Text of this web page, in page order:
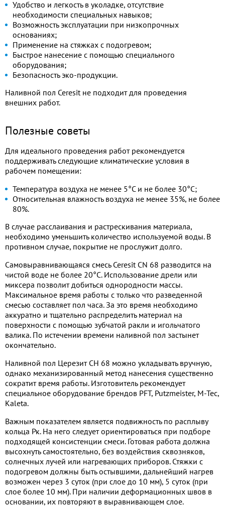
Удобство и легкость в уколадке, отсутствие
необходимости специальных навыков;
Возможность эксплуатации при низкопрочных
основаниях;
Применение на стяжках с подогревом;
Быстрое нанесение с помощью специального
оборудования;
Безопасность эко-продукции.
Наливной пол Ceresit не подходит для проведения
внешних работ.
Полезные советы
Для идеального проведения работ рекомендуется
поддерживать следующие климатические условия в
рабочем помещении:
Температура воздуха не менее 5°C и не более 30°C;
Относительная влажность воздуха не менее 35%, не более
80%.
В случае расслаивания и растрескивания материала,
необходимо уменьшить количество используемой воды. В
противном случае, покрытие не прослужит долго.
Самовыравнивающаяся смесь Ceresit CN 68 разводится на
чистой воде не более 20°C. Использование дрели или
миксера позволит добиться однородности массы.
Максимальное время работы с только что разведенной
смесью составляет пол часа. За это время необходимо
аккуратно и тщательно распределить материал на
поверхности с помощью зубчатой ракли и игольчатого
валика. По истечении времени наливной пол застынет
окончательно.
Наливной пол Церезит СН 68 можно укладывать вручную,
однако механизированный метод нанесения существенно
сократит время работы. Изготовитель рекомендует
специальное оборудование брендов PFT, Putzmeister, M-Tec,
Kaleta.
Важным показателем является подвижность по расплыву
кольца Рк. На него следует ориентироваться при подборе
подходящей консистенции смеси. Готовая работа должна
высохнуть самостоятельно, без воздействия сквозняков,
солнечных лучей или нагревающих приборов. Стяжки с
подогревом должны быть остывшими, дальнейший нагрев
возможен через 3 суток (при слое до 10 мм), 5 суток (при
слое более 10 мм). При наличии деформационных швов в
основании, их повторяют в выравнивающем слое.